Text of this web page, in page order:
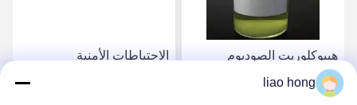
هيبوكلوريت الصوديوم
NaClO محلول أصفر قليلاً
يستخدم بشكل رئيسي كعامل
الاحتياطات الأمنية
liao hong